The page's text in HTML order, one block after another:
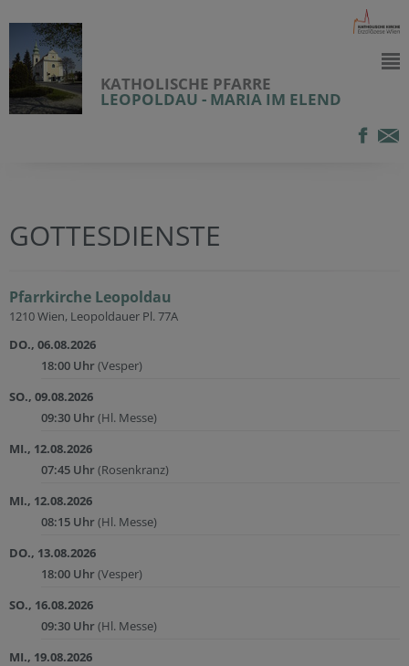
KATHOLISCHE PFARRE
LEOPOLDAU - MARIA IM ELEND
GOTTESDIENSTE
Pfarrkirche Leopoldau
1210 Wien, Leopoldauer Pl. 77A
DO., 06.08.2026
18:00 Uhr(Vesper)
SO., 09.08.2026
09:30 Uhr(Hl. Messe)
MI., 12.08.2026
07:45 Uhr(Rosenkranz)
MI., 12.08.2026
08:15 Uhr(Hl. Messe)
DO., 13.08.2026
18:00 Uhr(Vesper)
SO., 16.08.2026
09:30 Uhr(Hl. Messe)
MI., 19.08.2026